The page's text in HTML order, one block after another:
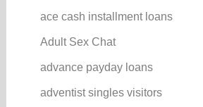
ace cash installment loans
Adult Sex Chat
advance payday loans
adventist singles visitors